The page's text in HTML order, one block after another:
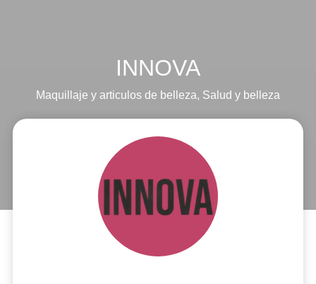
INNOVA
Maquillaje y articulos de belleza, Salud y belleza